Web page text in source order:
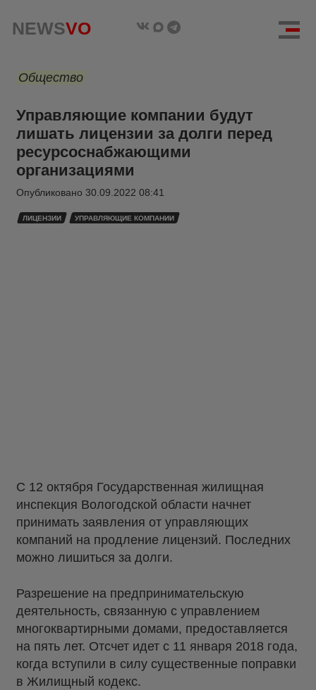
NEWSVO
Общество
Управляющие компании будут
лишать лицензии за долги перед
ресурсоснабжающими
организациями
Опубликовано 30.09.2022 08:41
ЛИЦЕНЗИИ УПРАВЛЯЮЩИЕ КОМПАНИИ
С 12 октября Государственная жилищная
инспекция Вологодской области начнет
принимать заявления от управляющих
компаний на продление лицензий. Последних
можно лишиться за долги.
Разрешение на предпринимательскую
деятельность, связанную с управлением
многоквартирными домами, предоставляется
на пять лет. Отсчет идет с 11 января 2018 года,
когда вступили в силу существенные поправки
в Жилищный кодекс.